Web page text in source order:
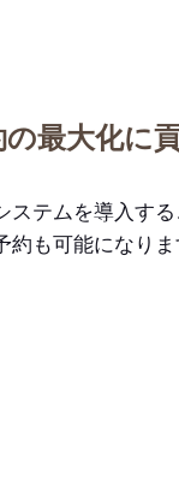
最大化に
テムを導入す
も可能になり